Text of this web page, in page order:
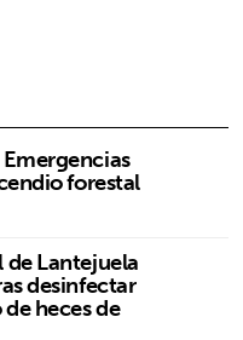
forestal
Lantejuela
desinfectar
heces de